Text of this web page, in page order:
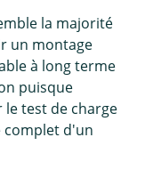
la majorité
un montage
à long terme
puisque
le test de charge
complet d'un